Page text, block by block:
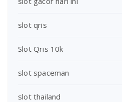
slot qris
Slot Qris 10k
slot spaceman
slot thailand